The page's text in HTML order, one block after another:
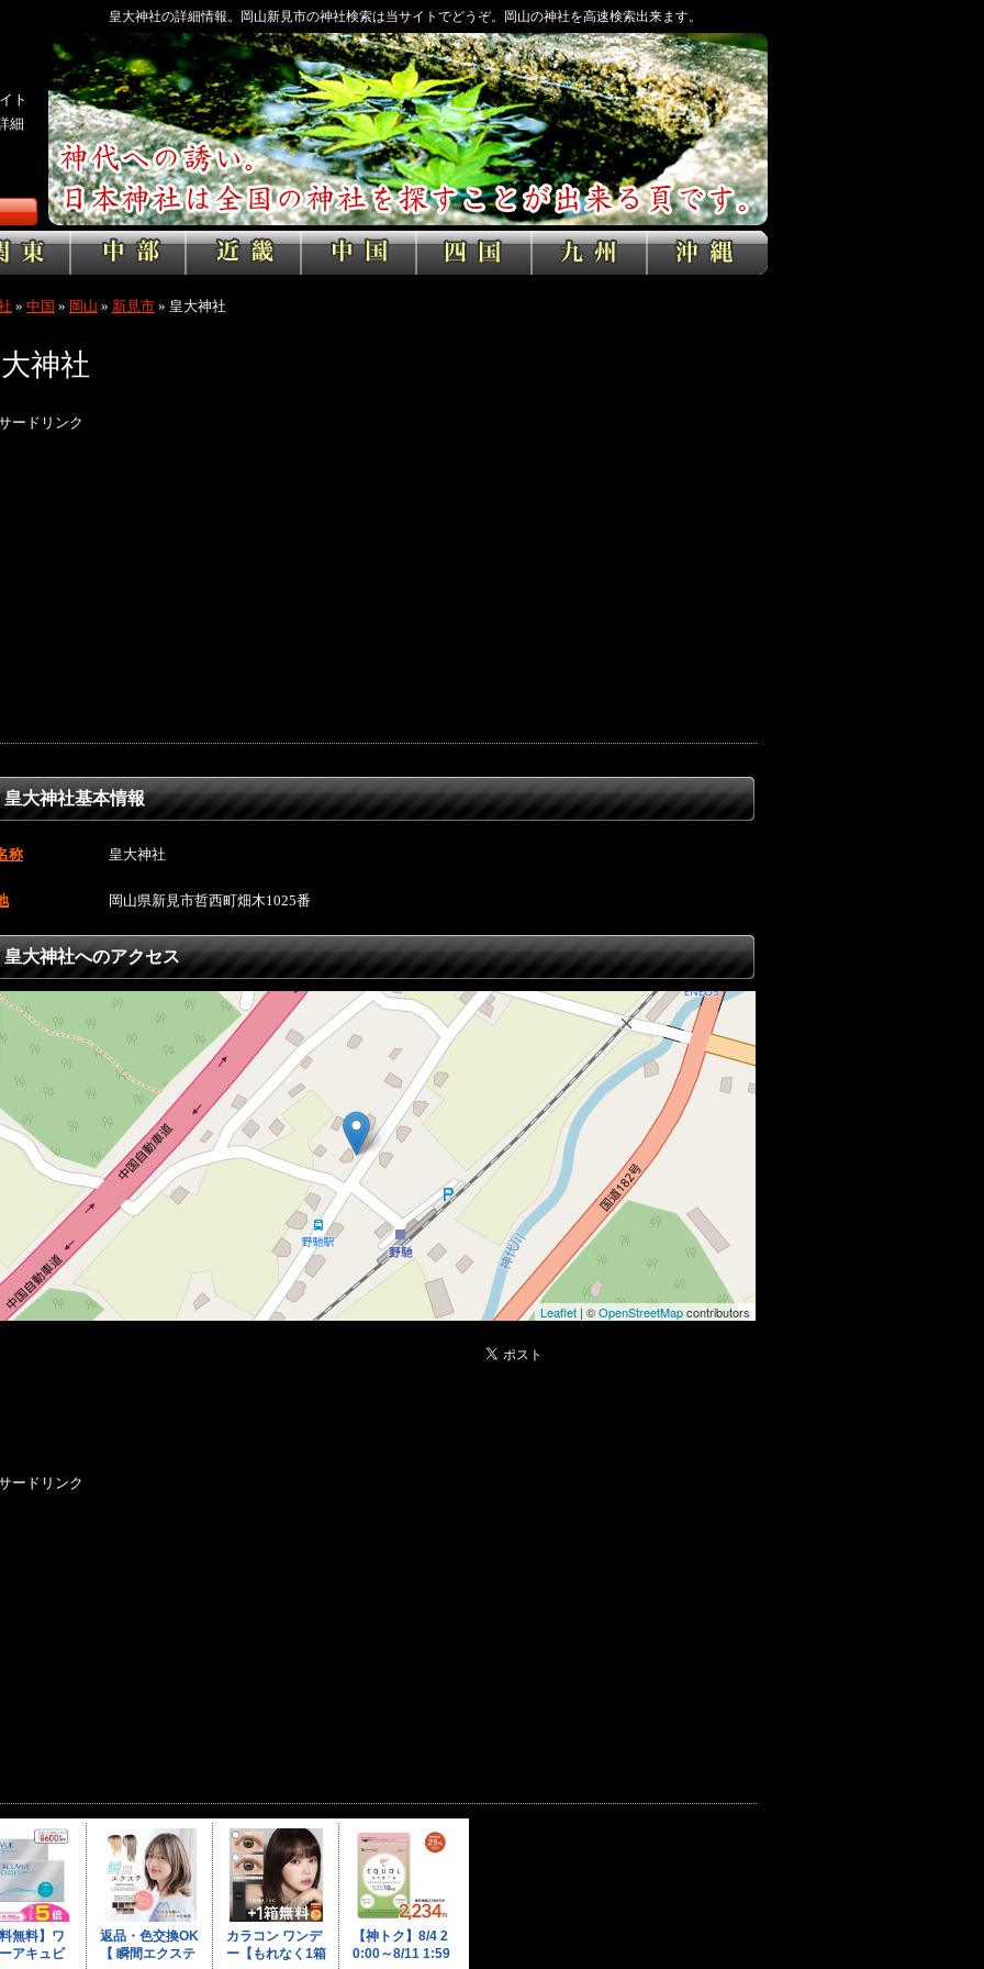
皇大神社の詳細情報。岡山新見市の神社検索は当サイトでどうぞ。岡山の神社を高速検索出来ます。
ト
細
» 中国 » 岡山 » 新見市 » 皇大神社
神社
ードリンク
皇大神社基本情報
称 皇大神社
岡山県新見市哲西町畑木1025番
皇大神社へのアクセス
Leaflet | ©OpenStreetMapcontributors
ードリンク